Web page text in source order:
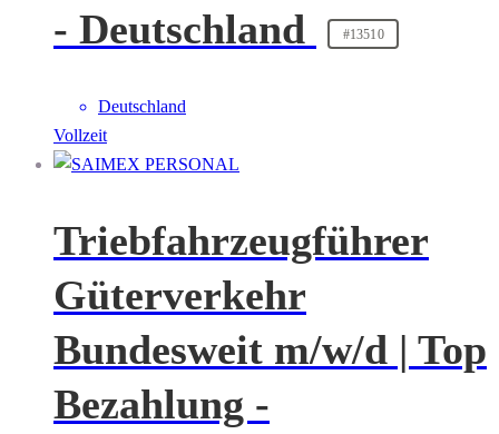
- Deutschland
#13510
Deutschland
Vollzeit
Triebfahrzeugführer
Güterverkehr
Bundesweit m/w/d | Top
Bezahlung -